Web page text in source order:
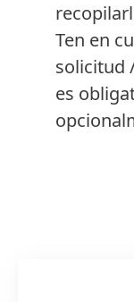
Ten en
solicitud
es